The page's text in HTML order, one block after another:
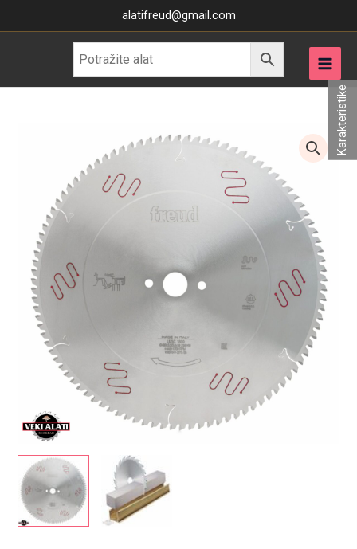
to
alatifreud@gmail.com
Karakteristike